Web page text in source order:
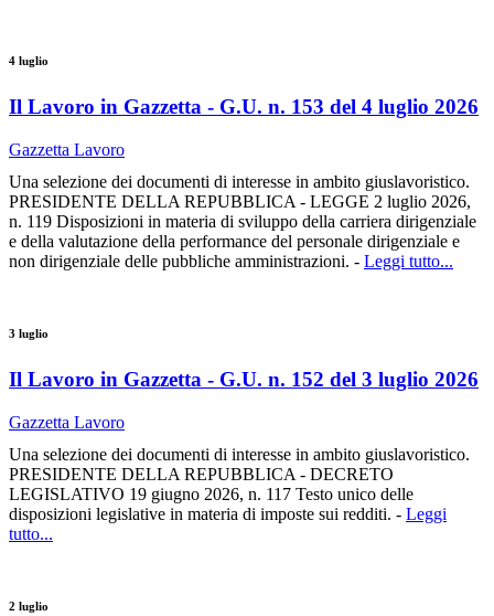
4 luglio
Il Lavoro in Gazzetta - G.U. n. 153 del 4 luglio 2026
Gazzetta Lavoro
Una selezione dei documenti di interesse in ambito giuslavoristico.
PRESIDENTE DELLA REPUBBLICA - LEGGE 2 luglio 2026,
n. 119 Disposizioni in materia di sviluppo della carriera dirigenziale
e della valutazione della performance del personale dirigenziale e
non dirigenziale delle pubbliche amministrazioni. - Leggi tutto...
3 luglio
Il Lavoro in Gazzetta - G.U. n. 152 del 3 luglio 2026
Gazzetta Lavoro
Una selezione dei documenti di interesse in ambito giuslavoristico.
PRESIDENTE DELLA REPUBBLICA - DECRETO
LEGISLATIVO 19 giugno 2026, n. 117 Testo unico delle
disposizioni legislative in materia di imposte sui redditi. - Leggi
tutto...
2 luglio